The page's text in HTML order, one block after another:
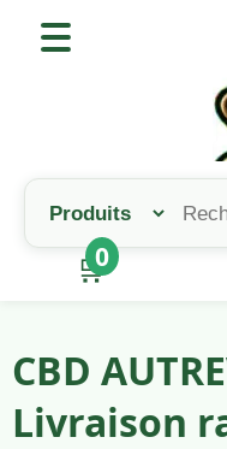
🛒
0
CBD
Livraison